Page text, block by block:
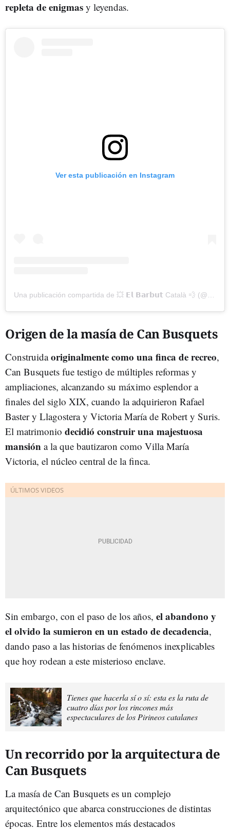
repleta de enigmas y leyendas.
Ver esta publicación en Instagram
Origen de la masía de Can Busquets
Construidaoriginalmente como una finca de recreo,
Can Busquets fue testigo de múltiples reformas y
ampliaciones, alcanzando su máximo esplendor a
finales del siglo XIX, cuando la adquirieron Rafael
Baster y Llagostera y Victoria María de Robert y Suris.
El matrimonio decidió construir una majestuosa
mansión a la que bautizaron como Villa María
Victoria, el núcleo central de la finca.
Sin embargo, con el paso de los años, el abandono y
el olvido la sumieron en un estado de decadencia,
dando paso a las historias de fenómenos inexplicables
que hoy rodean a este misterioso enclave.
Tienes que hacerla sí o sí: esta es la ruta de
cuatro días por los rincones más
espectaculares de los Pirineos catalanes
Un recorrido por la arquitectura de
Can Busquets
La masía de Can Busquets es un complejo
arquitectónico que abarca construcciones de distintas
épocas. Entre los elementos más destacados